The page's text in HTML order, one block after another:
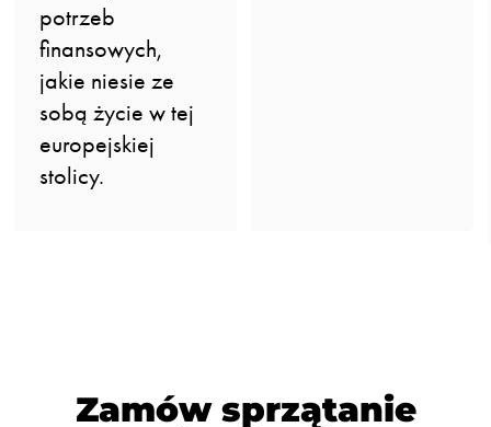
potrzeb
finansowych,
jakie niesie ze
sobą życie w tej
europejskiej
stolicy.
Zamów sprzątanie